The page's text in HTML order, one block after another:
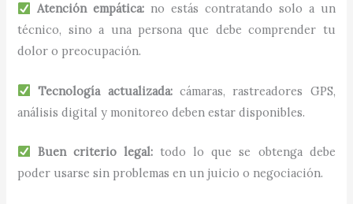
Atención empática:no estás contratando solo a un
técnico, sino a una persona que debe comprender tu
dolor o preocupación.
Tecnología actualizada:cámaras, rastreadores GPS,
análisis digital y monitoreo deben estar disponibles.
Buen criterio legal: todo lo que se obtenga debe
poder usarse sin problemas en un juicio o negociación.